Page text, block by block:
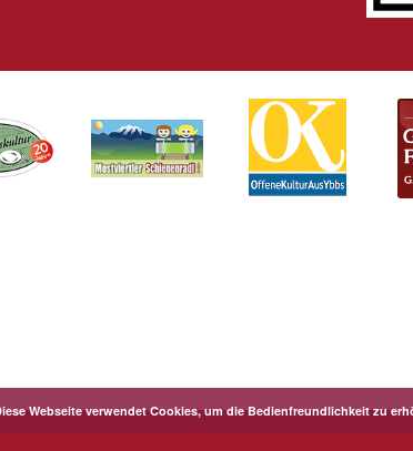
Webseite verwendet Cookies, um die Bedienfreundlichkeit zu